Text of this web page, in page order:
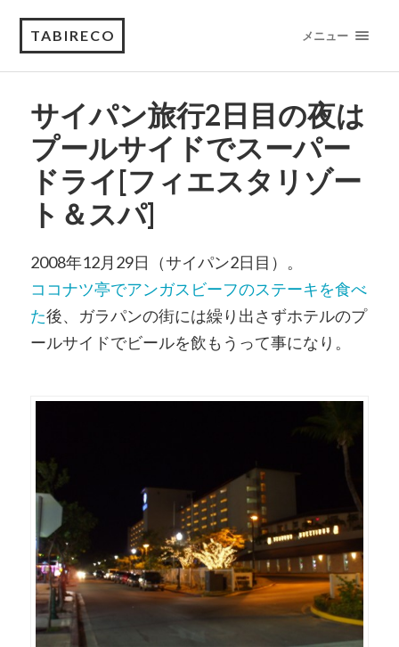
TABIRECO メニュー
サイパン旅行2日目の夜は
プールサイドでスーパー
ドライ[フィエスタリゾー
ト＆スパ]
2008年12月29日（サイパン2日目）。
ココナツ亭でアンガスビーフのステーキを食べ
た後、ガラパンの街には繰り出さずホテルのプ
ールサイドでビールを飲もうって事になり。